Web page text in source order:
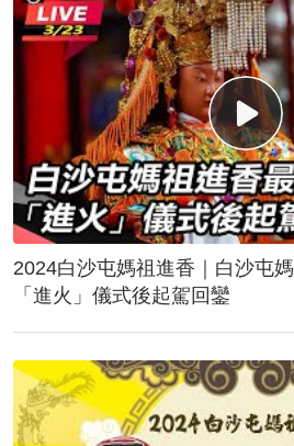
2024白沙屯媽祖進香｜白沙屯
「進火」儀式後起駕回鑾